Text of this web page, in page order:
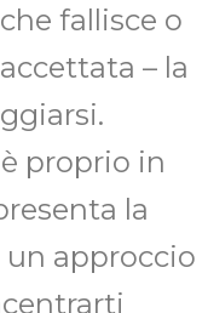
fallisce o
– la
proprio in
la
approccio